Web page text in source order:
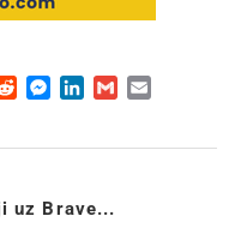
RedditMessenger
LinkedIn
Gmail
uz Brave...